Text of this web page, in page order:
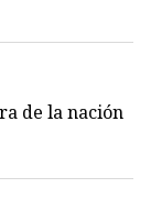
de la nación